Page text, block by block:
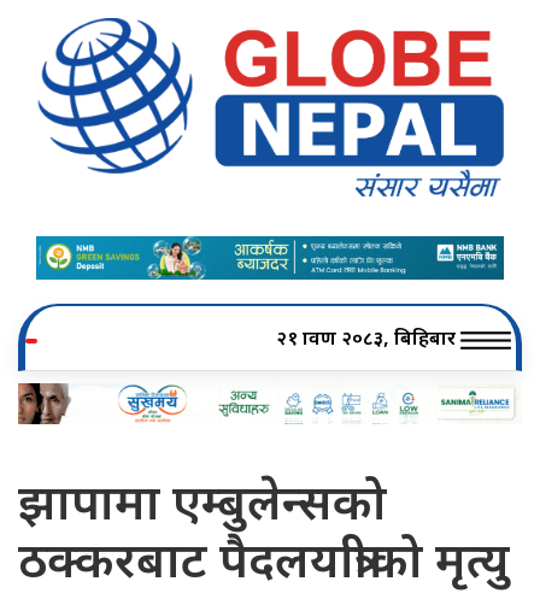
२१ श्रावण २०८३, बिहिबार
झापामा एम्बुलेन्सको
ठक्करबाट पैदलयात्रीको मृत्यु